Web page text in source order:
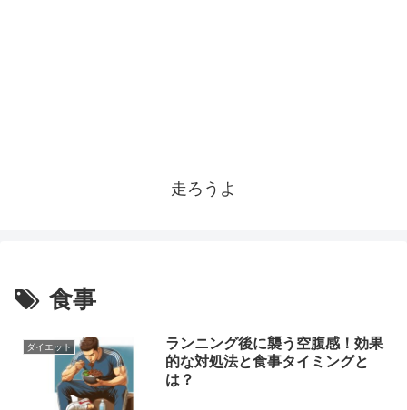
走ろうよ
食事
ダイエット
ランニング後に襲う空腹感！効果
的な対処法と食事タイミングと
は？